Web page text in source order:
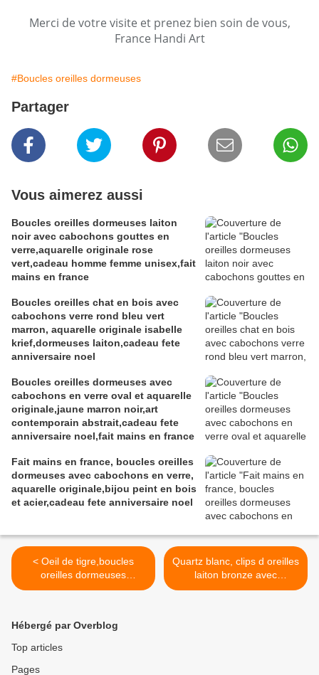
Merci de votre visite et prenez bien soin de vous,
France Handi Art
#Boucles oreilles dormeuses
Partager
Vous aimerez aussi
Boucles oreilles dormeuses laiton
noir avec cabochons gouttes en
verre,aquarelle originale rose
vert,cadeau homme femme unisex,fait
mains en france
Boucles oreilles chat en bois avec
cabochons verre rond bleu vert
marron, aquarelle originale isabelle
krief,dormeuses laiton,cadeau fete
anniversaire noel
Boucles oreilles dormeuses avec
cabochons en verre oval et aquarelle
originale,jaune marron noir,art
contemporain abstrait,cadeau fete
anniversaire noel,fait mains en france
Fait mains en france, boucles oreilles
dormeuses avec cabochons en verre,
aquarelle originale,bijou peint en bois
et acier,cadeau fete anniversaire noel
< Oeil de tigre,boucles
oreilles dormeuses
pendantes laiton
pierre fine quartz marron
or,cadeau fete noel
gothique,fait mains en
Quartz blanc, clips d oreilles
laiton bronze avec
cabochons ronds
Hébergé par Overblog
Top articles
Pages